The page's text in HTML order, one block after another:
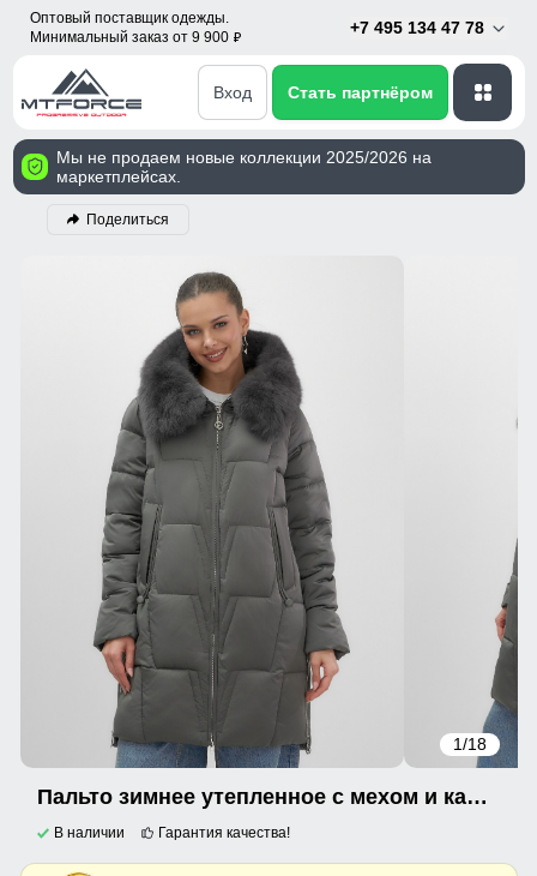
Оптовый поставщик одежды.
Минимальный заказ от 9 900 p
+7 495 134 47 78
Вход Стать партнёром
Мы не продаем новые коллекции 2025/2026 на
маркетплейсах.
Поделиться
1/18
Пальто зимнее утепленное с мехом и капюшоном тренд темно-зеленого цвета 7630TZ
В наличии Гарантия качества!